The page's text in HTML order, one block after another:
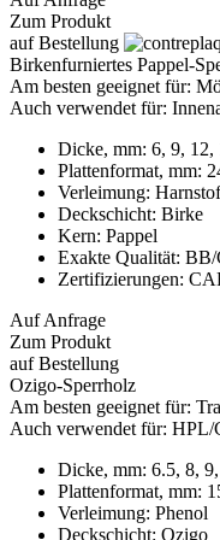
Zum Produkt
auf Bestellung
Birkenfurniertes Pappel-
Am besten geeignet für:
Auch verwendet für:
Dicke, mm: 6, 9, 12,
Plattenformat, mm:
Verleimung:
Deckschicht: Birke
Kern: Pappel
Exakte Qualität: BB/
Zertifizierungen:
Auf Anfrage
Zum Produkt
auf Bestellung
Ozigo-Sperrholz
Am besten geeignet für:
Auch verwendet für: HPL/
Dicke, mm: 6.5, 8,
Plattenformat, mm:
Verleimung: Phenol
Deckschicht: Ozigo